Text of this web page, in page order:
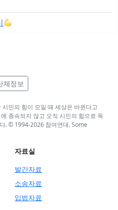
체정보
민의 힘이 모일 때 세상은 바뀐다고
종속되지 않고 오직 시민의 힘으로 독
. © 1994-2026 참여연대. Some
자료실
발간자료
소송자료
입법자료